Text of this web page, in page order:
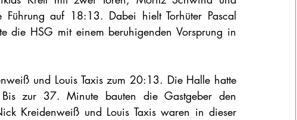
auf 18:13. Dabei hielt Torhüter Pascal
die HSG mit einem beruhigenden Vorsprung in
und Louis Taxis zum 20:13. Die Halle hatte
Bis zur 37. Minute bauten die Gastgeber den
Kreidenweiß und Louis Taxis waren in dieser